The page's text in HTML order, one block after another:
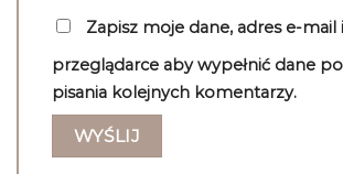
Zapisz moje dane, adres e-
przeglądarce aby wypełnić dane
pisania kolejnych komentarzy.